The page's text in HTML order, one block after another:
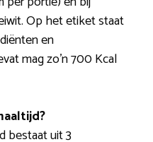
Op het etiket staat
en
mag zo’n 700 Kcal
bestaat uit 3